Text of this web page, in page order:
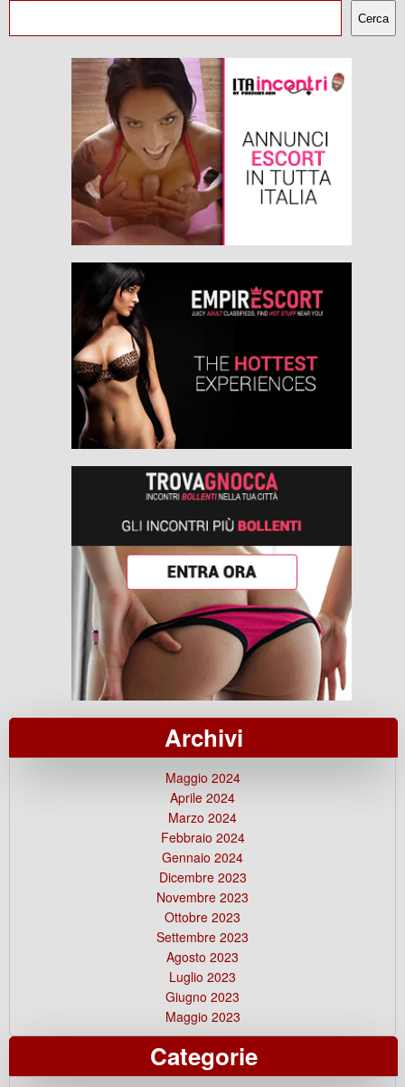
Cerca
Archivi
Maggio 2024
Aprile 2024
Marzo 2024
Febbraio 2024
Gennaio 2024
Dicembre 2023
Novembre 2023
Ottobre 2023
Settembre 2023
Agosto 2023
Luglio 2023
Giugno 2023
Maggio 2023
Categorie